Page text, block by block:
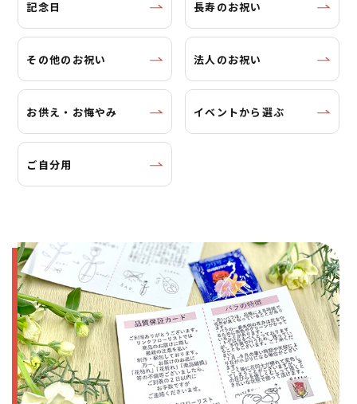
記念日 長寿のお祝い
その他のお祝い 法人のお祝い
お供え・お悔やみ イベントから選ぶ
ご自分用